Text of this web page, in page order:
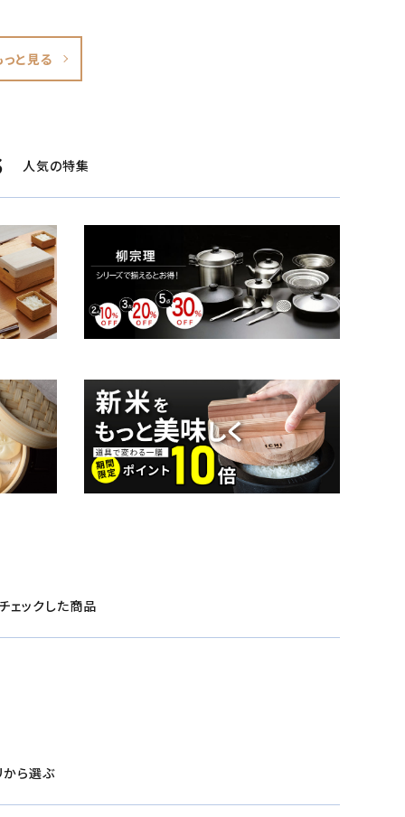
と見る
人気の特集
ェックした商品
から選ぶ